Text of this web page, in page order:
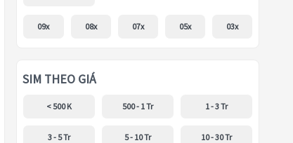
09x 08x 07x 05x 03x
SIM THEO GIÁ
< 500 K 500 - 1 Tr 1 - 3 Tr
3 - 5 Tr 5 - 10 Tr 10 - 30 Tr